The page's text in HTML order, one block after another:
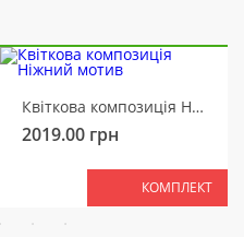
Квіткова композиція Ніжний мотив
2019.00 грн
КОМПЛЕКТ